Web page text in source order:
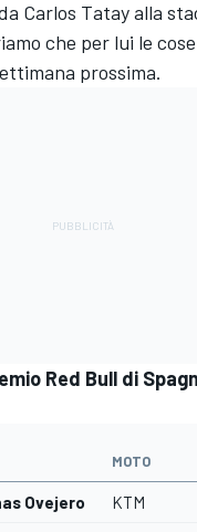
Carlos Tatay alla
che per lui le
prossima.
Red Bull di
MOTO
Ovejero KTM